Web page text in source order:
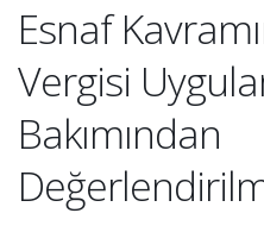
Esnaf
Vergisi
Bakımından